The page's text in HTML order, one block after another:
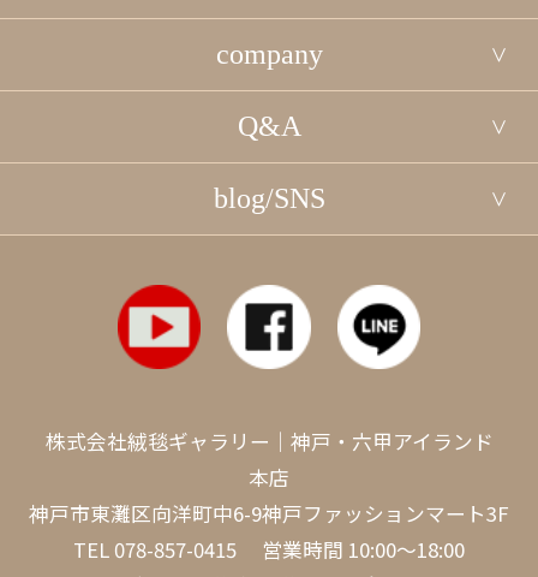
company
Q&A
blog/SNS
株式会社絨毯ギャラリー｜神戸・六甲アイランド
本店
神戸市東灘区向洋町中6-9神戸ファッションマート3F
TEL 078-857-0415 営業時間 10:00～18:00